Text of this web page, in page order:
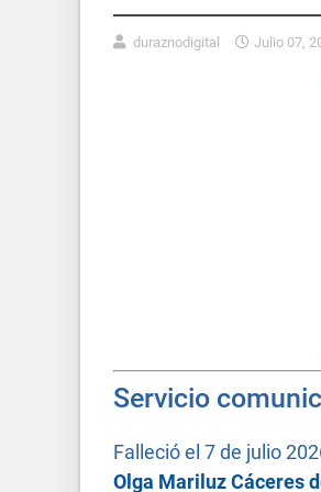
duraznodigital Julio 07,
Servicio
Falleció el 7 de julio
Olga Mariluz Cáceres